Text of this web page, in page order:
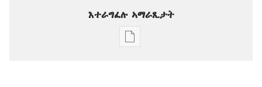
እተራግፈሉ ኣማራጺታት
ዲጂታዊ